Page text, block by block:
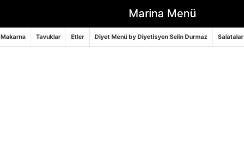
Marina Menü
Makarna Tavuklar Etler Diyet Menü by Diyetisyen Selin Durmaz Salatalar